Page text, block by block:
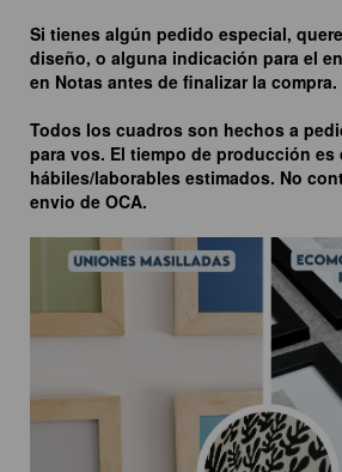
Si tienes algún pedido especial,
diseño, o alguna indicación para el
en Notas antes de finalizar la compra.
Todos los cuadros son hechos a
para vos. El tiempo de producción es
hábiles/laborables estimados. No
envio de OCA.